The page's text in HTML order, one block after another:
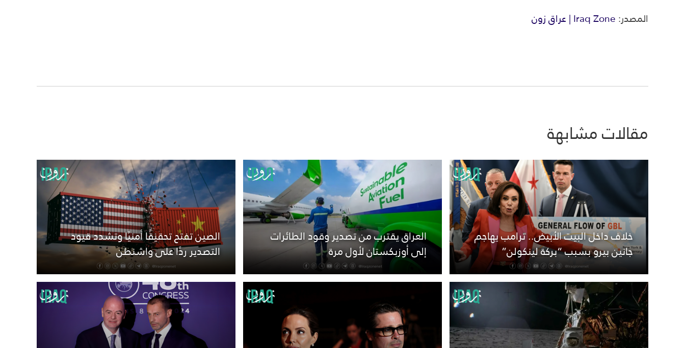
المصدر:Iraq Zone | عراق زون
مقالات مشابهة
خلاف داخل البيت الأبيض.. ترامب يهاجم
جانين بيرو بسبب “بركة لينكولن”
العراق يقترب من تصدير وقود الطائرات
إلى أوزبكستان لأول مرة
الصين تفتح تحقيقًا أمنيًا وتشدد قيود
التصدير ردًا على واشنطن